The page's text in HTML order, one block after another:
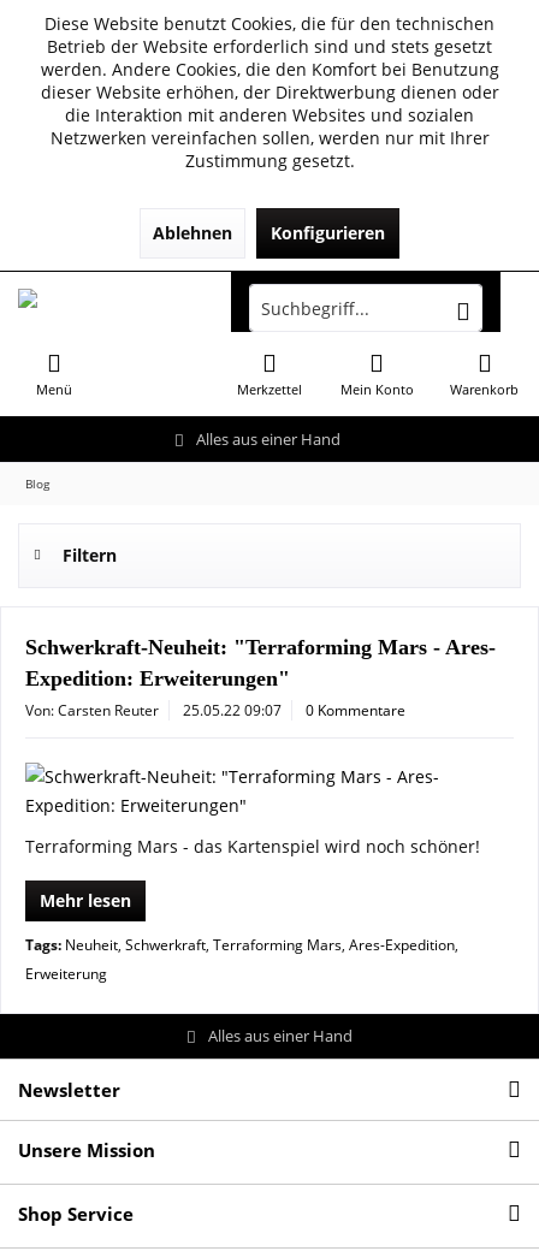
Diese Website benutzt Cookies, die für den technischen
Betrieb der Website erforderlich sind und stets gesetzt
werden. Andere Cookies, die den Komfort bei Benutzung
dieser Website erhöhen, der Direktwerbung dienen oder
die Interaktion mit anderen Websites und sozialen
Netzwerken vereinfachen sollen, werden nur mit Ihrer
Zustimmung gesetzt.
Ablehnen Konfigurieren
Alles aus einer Hand
Menü Warenkorb
Merkzettel Mein Konto
Blog
Filtern
Schwerkraft-Neuheit: "Terraforming Mars - Ares-
Expedition: Erweiterungen"
Von: Carsten Reuter 25.05.22 09:07 0 Kommentare
Terraforming Mars - das Kartenspiel wird noch schöner!
Mehr lesen
Tags: Neuheit, Schwerkraft, Terraforming Mars, Ares-Expedition,
Erweiterung
Alles aus einer Hand
Newsletter
Unsere Mission
Shop Service